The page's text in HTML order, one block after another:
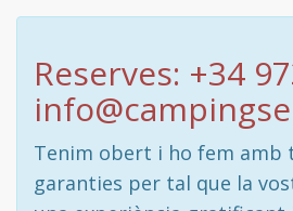
Reserves: +34
Tenim obert i ho fem amb
garanties per tal que la